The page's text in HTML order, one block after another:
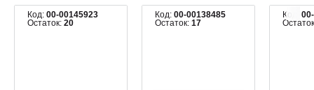
Код: 00-00145923
Остаток: 20
Код: 00-00138485
Остаток: 17
Код: